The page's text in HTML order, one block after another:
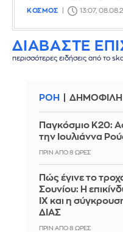
ΚΟΣΜΟΣ 13:07,
ΔΙΑΒΑΣΤΕ
περισσότερες ειδήσεις από το
ΡΟΗ ΔΗΜΟΦΙΛΗ
Παγκόσμιο Κ20:
την Ιουλιάννα
ΠΡΙΝ ΑΠΌ 8 ΏΡΕΣ
Πώς έγινε το
Σουνίου: Η
ΙΧ και η
ΔΙΑΣ
ΠΡΙΝ ΑΠΌ 8 ΏΡΕΣ